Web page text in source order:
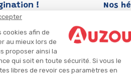
cookies afin de
au mieux lors de
proposer ainsi la
qui soit en toute sécurité. Si vous le
libres de revoir ces paramètres en
! Nos
P'tit
Les
Les
Migali